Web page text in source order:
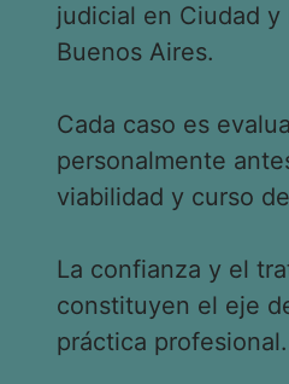
judicial en Ciudad y
Buenos Aires.
Cada caso es
personalmente
viabilidad y curso
La confianza y el
constituyen el eje
práctica profesional.